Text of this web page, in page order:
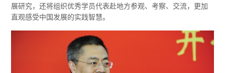
展研究，还将组织优秀学员代表赴地方参观、考察、交流，更加
直观感受中国发展的实践智慧。